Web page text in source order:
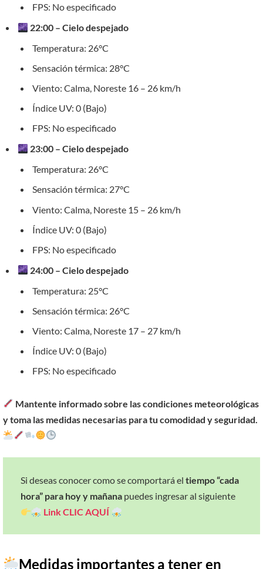
FPS: No especificado
22:00 – Cielo despejado
Temperatura: 26°C
Sensación térmica: 28°C
Viento: Calma, Noreste 16 – 26 km/h
Índice UV: 0 (Bajo)
FPS: No especificado
23:00 – Cielo despejado
Temperatura: 26°C
Sensación térmica: 27°C
Viento: Calma, Noreste 15 – 26 km/h
Índice UV: 0 (Bajo)
FPS: No especificado
24:00 – Cielo despejado
Temperatura: 25°C
Sensación térmica: 26°C
Viento: Calma, Noreste 17 – 27 km/h
Índice UV: 0 (Bajo)
FPS: No especificado
Mantente informado sobre las condiciones meteorológicas
y toma las medidas necesarias para tu comodidad y seguridad.
Si deseas conocer como se comportará el tiempo “cada
hora” para hoy y mañana puedes ingresar al siguiente
LinkCLIC AQUÍ
Medidas importantes a tener en